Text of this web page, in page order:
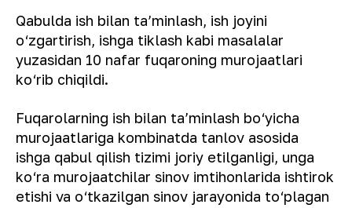
Qabulda ish bilan taʼminlash, ish joyini
o‘zgartirish, ishga tiklash kabi masalalar
yuzasidan 10 nafar fuqaroning murojaatlari
ko‘rib chiqildi.
Fuqarolarning ish bilan taʼminlash bo‘yicha
murojaatlariga kombinatda tanlov asosida
ishga qabul qilish tizimi joriy etilganligi, unga
ko‘ra murojaatchilar sinov imtihonlarida ishtirok
etishi va o‘tkazilgan sinov jarayonida to‘plagan